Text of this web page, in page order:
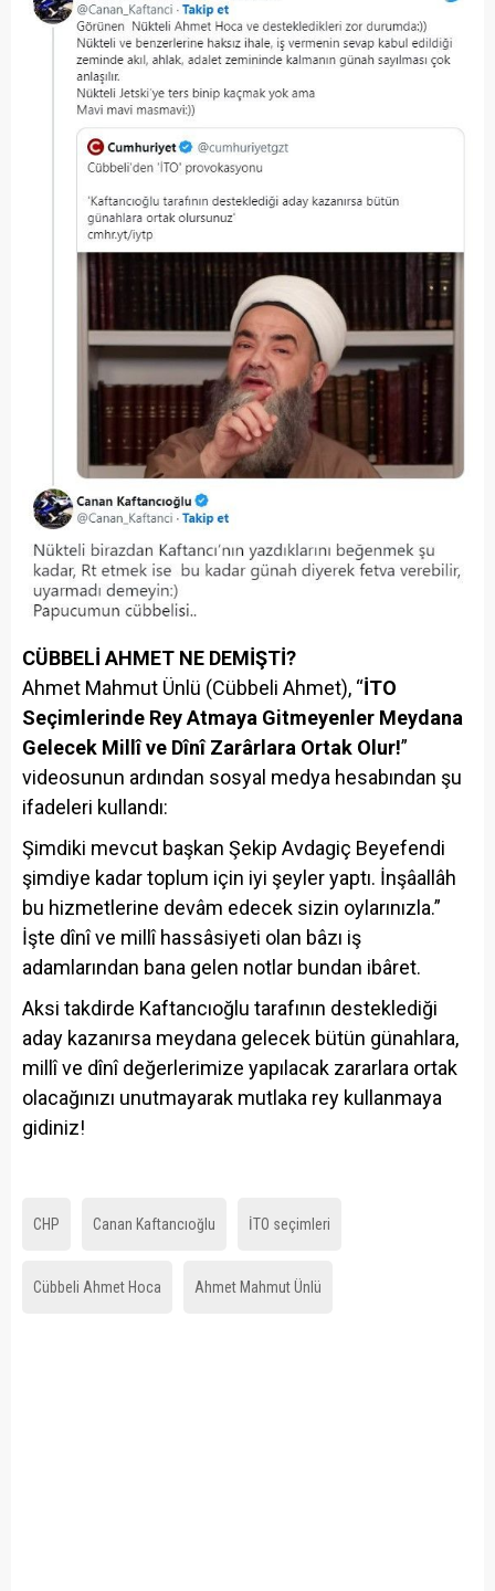
CÜBBELİ AHMET NE DEMİŞTİ?
Ahmet Mahmut Ünlü (Cübbeli Ahmet), “İTO
Seçimlerinde Rey Atmaya Gitmeyenler Meydana
Gelecek Millî ve Dînî Zarârlara Ortak Olur!”
videosunun ardından sosyal medya hesabından şu
ifadeleri kullandı:
Şimdiki mevcut başkan Şekip Avdagiç Beyefendi
şimdiye kadar toplum için iyi şeyler yaptı. İnşâallâh
bu hizmetlerine devâm edecek sizin oylarınızla.”
İşte dînî ve millî hassâsiyeti olan bâzı iş
adamlarından bana gelen notlar bundan ibâret.
Aksi takdirde Kaftancıoğlu tarafının desteklediği
aday kazanırsa meydana gelecek bütün günahlara,
millî ve dînî değerlerimize yapılacak zararlara ortak
olacağınızı unutmayarak mutlaka rey kullanmaya
gidiniz!
CHP Canan Kaftancıoğlu İTO seçimleri
Cübbeli Ahmet Hoca Ahmet Mahmut Ünlü